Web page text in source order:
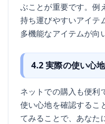
ぶことが重要です。例
持ち運びやすいアイテ
多機能なアイテムが向
4.2 実際の使い心
ネットでの購入も便利
使い心地を確認するこ
てみることで、あなた